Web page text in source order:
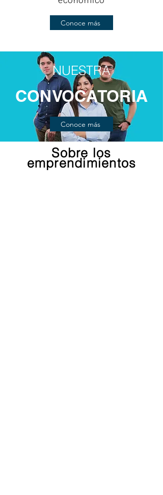
Conoce más
NUESTRA
CONVOCATORIA
Conoce más
Sobre los
emprendimientos